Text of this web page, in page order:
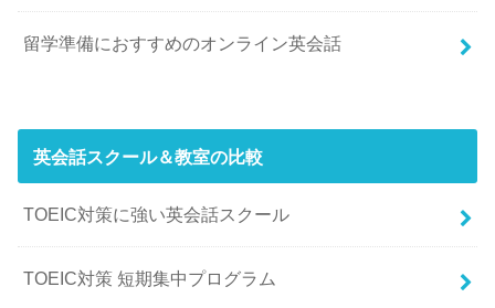
留学準備におすすめのオンライン英会話
英会話スクール＆教室の比較
TOEIC対策に強い英会話スクール
TOEIC対策 短期集中プログラム